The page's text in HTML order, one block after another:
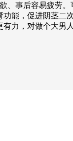
事后容易疲劳
能，促进阴茎
，对做个大男